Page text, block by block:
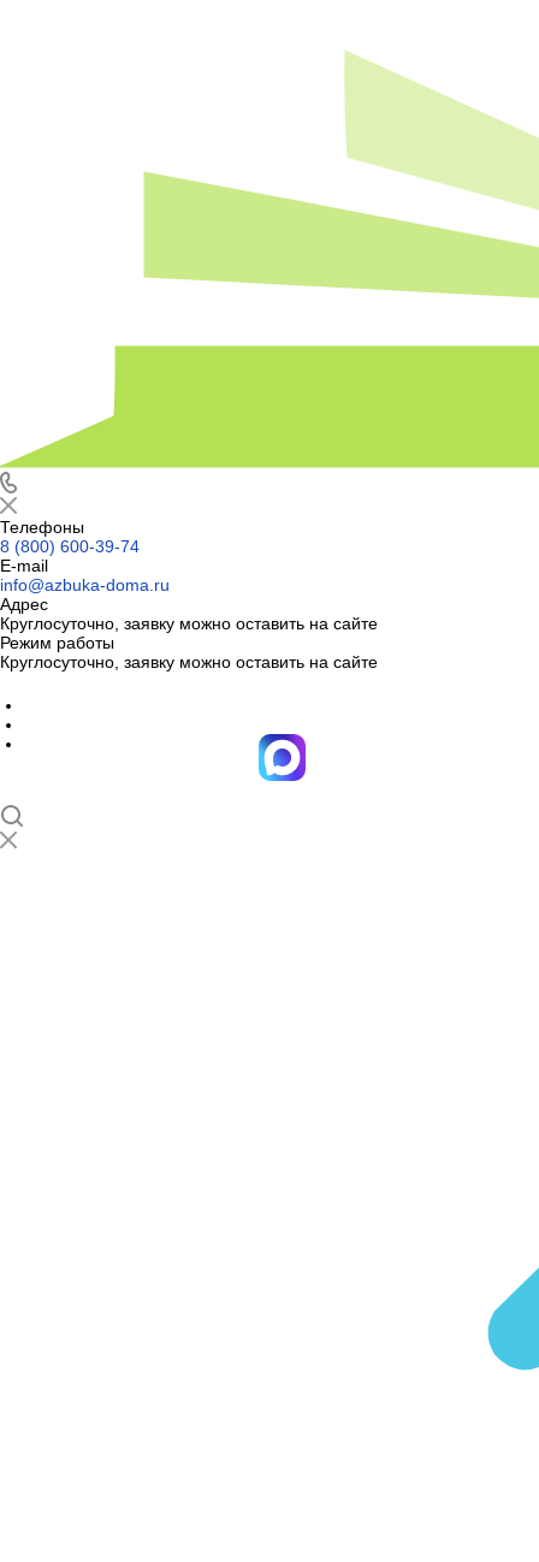
Телефоны
8 (800) 600-39-74
E-mail
info@azbuka-doma.ru
Адрес
Круглосуточно, заявку можно оставить на сайте
Режим работы
Круглосуточно, заявку можно оставить на сайте